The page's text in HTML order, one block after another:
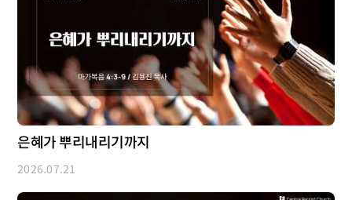
은혜가 뿌리내리기까지
2026.07.21